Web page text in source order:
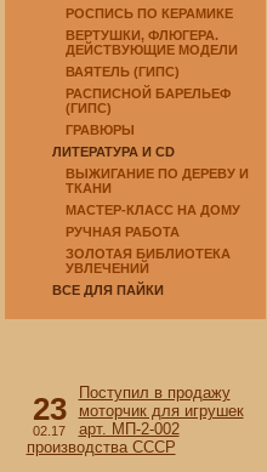
РОСПИСЬ ПО КЕРАМИКЕ
ВЕРТУШКИ, ФЛЮГЕРА.
ДЕЙСТВУЮЩИЕ МОДЕЛИ
ВАЯТЕЛЬ (ГИПС)
РАСПИСНОЙ БАРЕЛЬЕФ
(ГИПС)
ГРАВЮРЫ
ЛИТЕРАТУРА И CD
ВЫЖИГАНИЕ ПО ДЕРЕВУ И
ТКАНИ
МАСТЕР-КЛАСС НА ДОМУ
РУЧНАЯ РАБОТА
ЗОЛОТАЯ БИБЛИОТЕКА
УВЛЕЧЕНИЙ
ВСЕ ДЛЯ ПАЙКИ
23
02.17
Поступил в продажу
моторчик для игрушек
арт. МП-2-002
производства СССР